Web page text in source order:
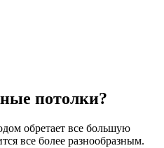
потолки?
обретает все большую
все более разнообразным.